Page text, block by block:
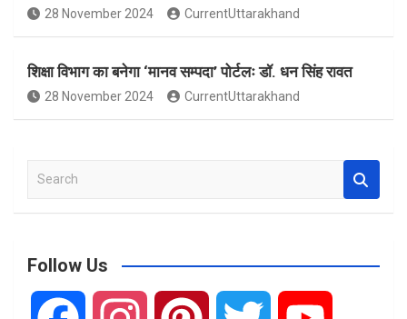
28 November 2024 CurrentUttarakhand
शिक्षा विभाग का बनेगा ‘मानव सम्पदा’ पोर्टलः डॉ. धन सिंह रावत
28 November 2024 CurrentUttarakhand
a
c
Follow Us